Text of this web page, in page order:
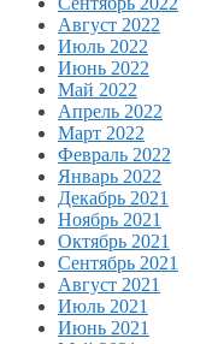
Август 2022
Июль 2022
Июнь 2022
Май 2022
Апрель 2022
Март 2022
Февраль 2022
Январь 2022
Декабрь 2021
Ноябрь 2021
Октябрь 2021
Сентябрь 2021
Август 2021
Июль 2021
Июнь 2021